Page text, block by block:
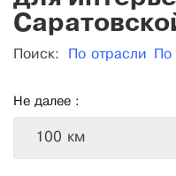
Поиск: По отрасли
Не далее :
100 км